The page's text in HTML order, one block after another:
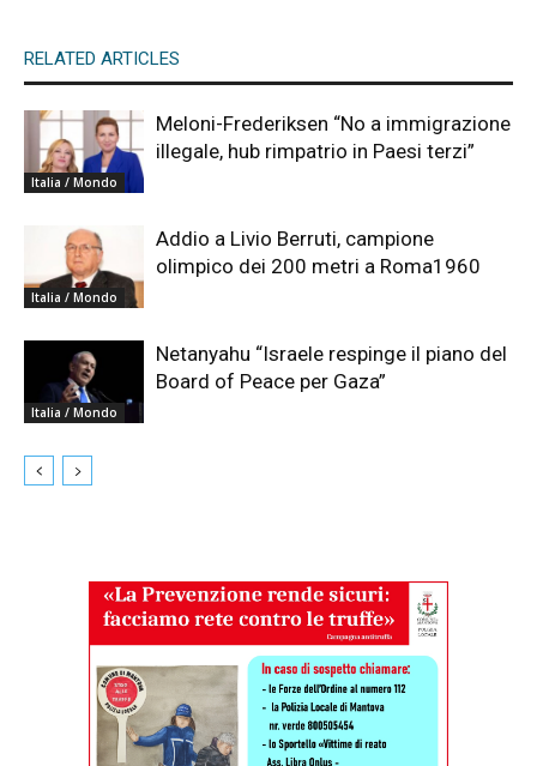
RELATED ARTICLES
Italia / Mondo
Meloni-Frederiksen “No a immigrazione
illegale, hub rimpatrio in Paesi terzi”
Italia / Mondo
Addio a Livio Berruti, campione
olimpico dei 200 metri a Roma1960
Italia / Mondo
Netanyahu “Israele respinge il piano del
Board of Peace per Gaza”